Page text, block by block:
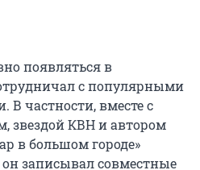
появляться в
с популярными
В частности, вместе с
звездой КВН и автором
в большом городе»
записывал совместные